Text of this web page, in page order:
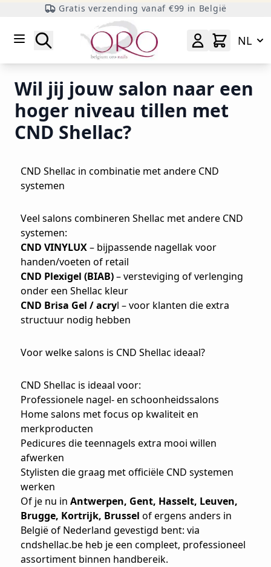
Gratis verzending vanaf €99 in België
Zoeken
NL
Wil jij jouw salon naar een
hoger niveau tillen met
CND Shellac?
CND Shellac in combinatie met andere CND
systemen
Veel salons combineren Shellac met andere CND
systemen:
CND VINYLUX– bijpassende nagellak voor
handen/voeten of retail
CND Plexigel (BIAB)– versteviging of verlenging
onder een Shellac kleur
CND Brisa Gel /acryl – voor klanten die extra
structuur nodig hebben
Voor welke salons is CND Shellac ideaal?
CND Shellac is ideaal voor:
Professionele nagel- en schoonheidssalons
Home salons met focus op kwaliteit en
merkproducten
Pedicures die teennagels extra mooi willen
afwerken
Stylisten die graag met officiële CND systemen
werken
Of je nu in Antwerpen, Gent, Hasselt, Leuven,
Brugge, Kortrijk, Brussel of ergens anders in
België of Nederland gevestigd bent: via
cndshellac.be heb je een compleet, professioneel
assortiment binnen handbereik.